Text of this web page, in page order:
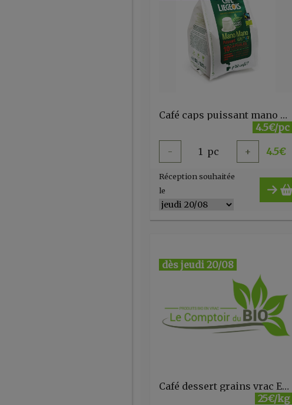
Café caps puissant mano mano 10pc
4.5€/pc
- 1 pc + 4.5€
Réception souhaitée
le
dès jeudi 20/08
Café dessert grains vrac ErVka
25€/kg